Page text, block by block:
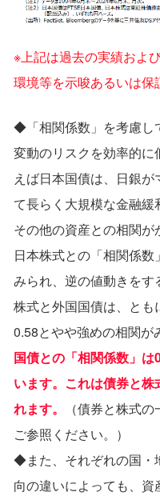
※上記は過去の実績およ
環境等を⽰唆あるいは保
◆「相関係数」を考慮し
変動のリスクを効率的
えば⽇本国債は、⽇銀
て⻑らく⼤規模な⾦融緩
その他の資産との相関が
⽇本株式との「相関係
みられ、逆の値動きを
株式と外国国債は、とも
0.58とやや強めの相関が
国債との「相関係数」
います。これは債券と
れます。
（債券と株式
ご参照ください。）
◆また、それぞれの国・
向の違いによっても、